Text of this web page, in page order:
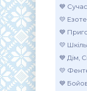
💙
💛
💙
💛
💙 Дім,
💛
💙